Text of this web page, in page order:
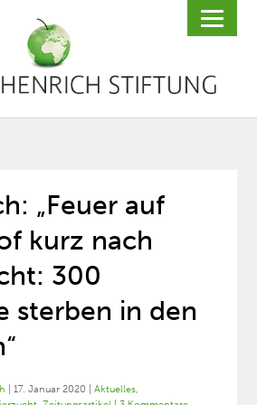
„Feuer auf
kurz nach
300
sterben in den
|17. Januar 2020 |Aktuelles,